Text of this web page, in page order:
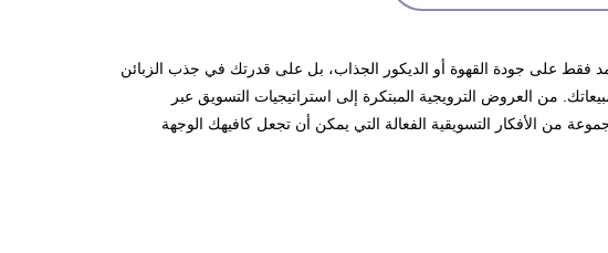
فقط على جودة القهوة أو الديكور الجذاب، بل على قدرتك في جذب الزبائن
من العروض الترويجية المبتكرة إلى استراتيجيات التسويق عبر
من الأفكار التسويقية الفعالة التي يمكن أن تجعل كافيهك الوجهة